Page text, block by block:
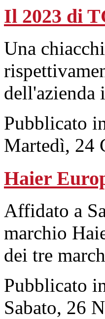
Il 2023 di
Una
dell'azienda
Pubblicato
Martedì, 24
Haier
Affidato a
marchio
dei tre
Pubblicato
Sabato, 26